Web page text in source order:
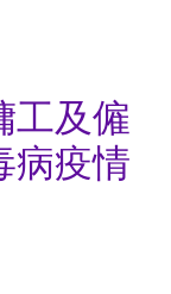
工及僱
病疫情